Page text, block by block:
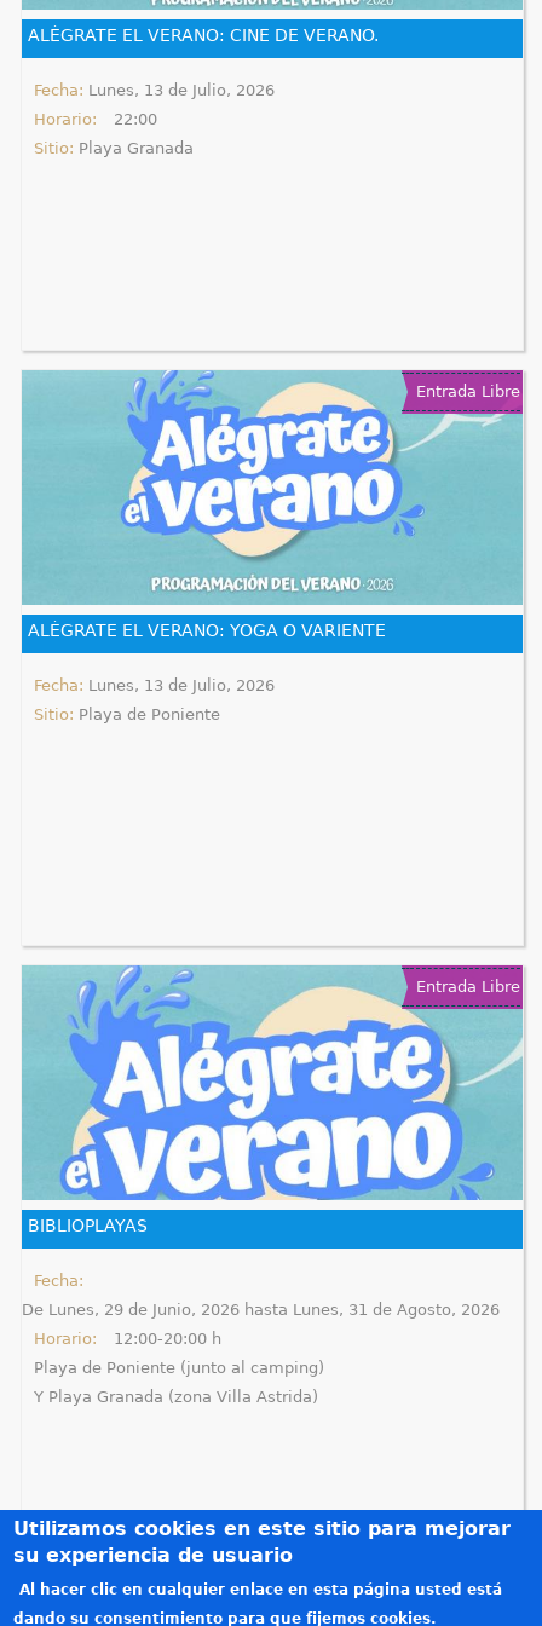
e
t
u
í
ALÉGRATE EL VERANO: CINE DE VERANO.
Fecha: Lunes, 13 de Julio, 2026
Horario:
22:00
Sitio: Playa Granada
Entrada Libre
ALÉGRATE EL VERANO: YOGA O VARIENTE
Fecha: Lunes, 13 de Julio, 2026
Sitio: Playa de Poniente
Entrada Libre
BIBLIOPLAYAS
Fecha:
De Lunes, 29 de Junio, 2026hasta Lunes, 31 de Agosto, 2026
Horario:
12:00-20:00 h
Playa de Poniente (junto al camping)
Y Playa Granada (zona Villa Astrida)
Créditos
Utilizamos cookies en este sitio para mejorar
su experiencia de usuario
Al hacer clic en cualquier enlace en esta página usted está
dando su consentimiento para que fijemos cookies.